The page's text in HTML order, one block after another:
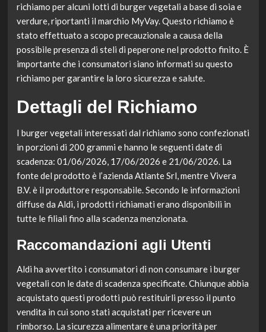
richiamo per alcuni lotti di burger vegetali a base di soia e
verdure, riportanti il marchio MyVay. Questo richiamo è
stato effettuato a scopo precauzionale a causa della
possibile presenza di steli di peperone nel prodotto finito. È
importante che i consumatori siano informati su questo
richiamo per garantire la loro sicurezza e salute.
Dettagli del Richiamo
I burger vegetali interessati dal richiamo sono confezionati
in porzioni di 200 grammi e hanno le seguenti date di
scadenza: 01/06/2026, 17/06/2026 e 21/06/2026. La
fonte del prodotto è l’azienda Atlante Srl, mentre Vivera
B.V. è il produttore responsabile. Secondo le informazioni
diffuse da Aldi, i prodotti richiamati erano disponibili in
tutte le filiali fino alla scadenza menzionata.
Raccomandazioni agli Utenti
Aldi ha avvertito i consumatori di non consumare i burger
vegetali con le date di scadenza specificate. Chiunque abbia
acquistato questi prodotti può restituirli presso il punto
vendita in cui sono stati acquistati per ricevere un
rimborso. La sicurezza alimentare è una priorità per